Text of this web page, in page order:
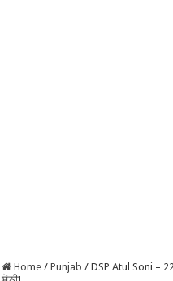
Home / Punjab / DSP Atul Soni –